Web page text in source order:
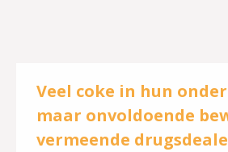
Veel coke in hun
maar onvoldoende
vermeende